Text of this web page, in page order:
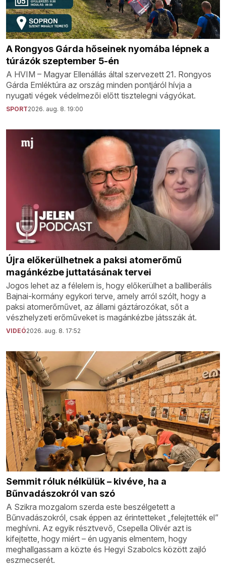
A Rongyos Gárda hőseinek nyomába lépnek a
túrázók szeptember 5-én
A HVIM – Magyar Ellenállás által szervezett 21. Rongyos
Gárda Emléktúra az ország minden pontjáról hívja a
nyugati végek védelmezői előtt tisztelegni vágyókat.
SPORT2026. aug. 8. 19:00
Újra előkerülhetnek a paksi atomerőmű
magánkézbe juttatásának tervei
Jogos lehet az a félelem is, hogy előkerülhet a balliberális
Bajnai-kormány egykori terve, amely arról szólt, hogy a
paksi atomerőművet, az állami gáztározókat, sőt a
vészhelyzeti erőműveket is magánkézbe játsszák át.
VIDEÓ2026. aug. 8. 17:52
Semmit róluk nélkülük – kivéve, ha a
Bűnvadászokról van szó
A Szikra mozgalom szerda este beszélgetett a
Bűnvadászokról, csak éppen az érintetteket „felejtették el”
meghívni. Az egyik résztvevő, Csepella Olivér azt is
kifejtette, hogy miért – én ugyanis elmentem, hogy
meghallgassam a közte és Hegyi Szabolcs között zajló
eszmecserét.